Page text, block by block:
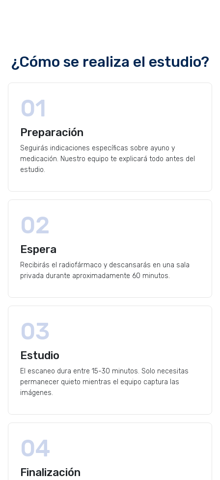
¿Cómo se realiza el estudio?
01
Preparación
Seguirás indicaciones específicas sobre ayuno y
medicación. Nuestro equipo te explicará todo antes del
estudio.
02
Espera
Recibirás el radiofármaco y descansarás en una sala
privada durante aproximadamente 60 minutos.
03
Estudio
El escaneo dura entre 15-30 minutos. Solo necesitas
permanecer quieto mientras el equipo captura las
imágenes.
04
Finalización